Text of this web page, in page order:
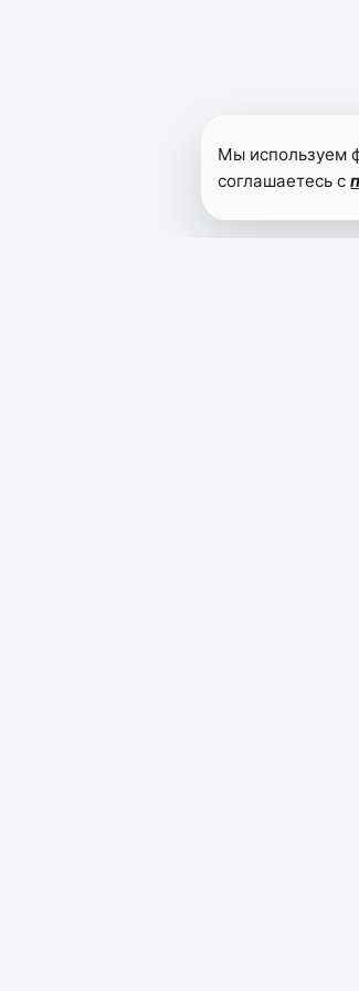
Мы используем
соглашаетесь с